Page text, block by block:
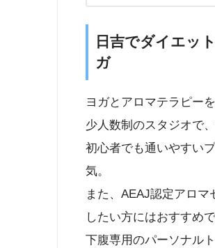
日吉でダイエッ
ガ
ヨガとアロマテラピー
少人数制のスタジオで
初心者でも通いやすい
気。
また、AEAJ認定アロ
したい方にはおすすめで
下腹専用のパーソナル